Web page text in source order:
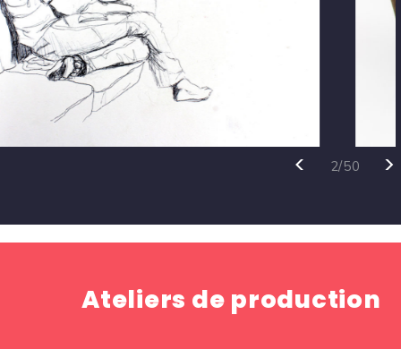
<
3/50
>
Ateliers de production